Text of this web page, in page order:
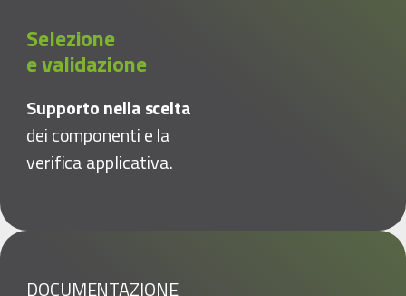
Selezione
e validazione
Supporto nella scelta
dei componenti e la
verifica applicativa.
DOCUMENTAZIONE